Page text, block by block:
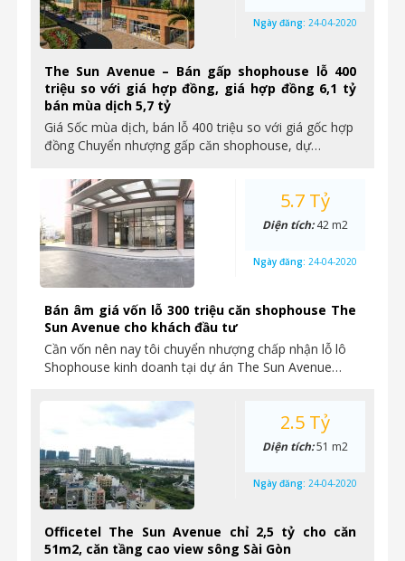
The Sun Avenue – Bán gấp shophouse lỗ 400
triệu so với giá hợp đồng, giá hợp đồng 6,1 tỷ
bán mùa dịch 5,7 tỷ
Giá Sốc mùa dịch, bán lỗ 400 triệu so với giá gốc hợp
đồng Chuyển nhượng gấp căn shophouse, dự…
Ngày đăng: 24-04-2020
Bán âm giá vốn lỗ 300 triệu căn shophouse The
Sun Avenue cho khách đầu tư
Cần vốn nên nay tôi chuyển nhượng chấp nhận lỗ lô
Shophouse kinh doanh tại dự án The Sun Avenue…
5.7 Tỷ
Diện tích:42 m2
Ngày đăng: 24-04-2020
Officetel The Sun Avenue chỉ 2,5 tỷ cho căn
51m2, căn tầng cao view sông Sài Gòn
2.5 Tỷ
Diện tích:51 m2
Ngày đăng: 24-04-2020